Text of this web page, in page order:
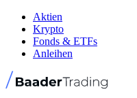
Aktien
Krypto
Fonds & ETFs
Anleihen